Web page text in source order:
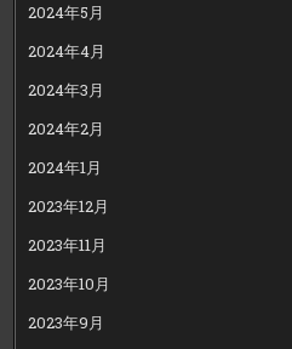
2024年5月
2024年4月
2024年3月
2024年2月
2024年1月
2023年12月
2023年11月
2023年10月
2023年9月